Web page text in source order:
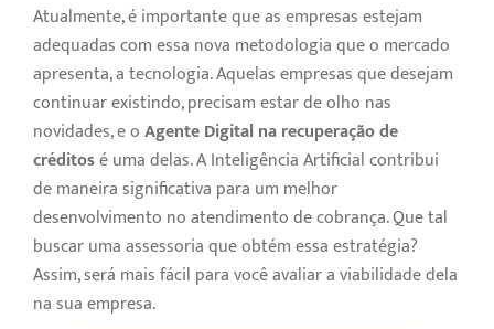
Atualmente, é importante que as empresas estejam
adequadas com essa nova metodologia que o mercado
apresenta, a tecnologia. Aquelas empresas que desejam
continuar existindo, precisam estar de olho nas
novidades, e oAgente Digital na recuperação de
créditosé uma delas. A Inteligência Artificial contribui
de maneira significativa para um melhor
desenvolvimento no atendimento de cobrança. Que tal
buscar uma assessoria que obtém essa estratégia?
Assim, será mais fácil para você avaliar a viabilidade dela
na sua empresa.